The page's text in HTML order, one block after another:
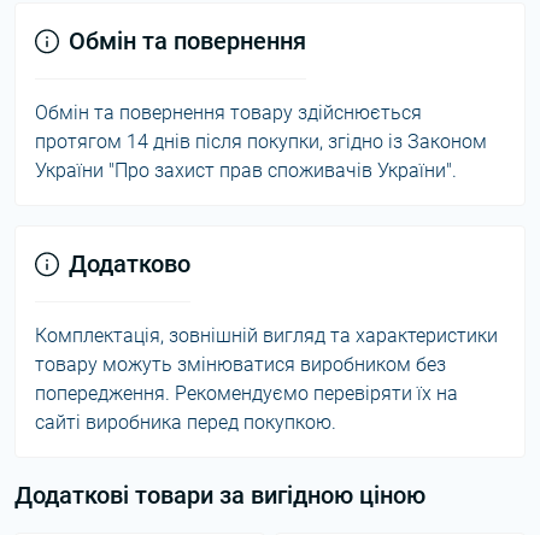
Обмін та повернення
Обмін та повернення товару здійснюється
протягом 14 днів після покупки, згідно із Законом
України "Про захист прав споживачів України".
Додатково
Комплектація, зовнішній вигляд та характеристики
товару можуть змінюватися виробником без
попередження. Рекомендуємо перевіряти їх на
сайті виробника перед покупкою.
Додаткові товари за вигідною ціною